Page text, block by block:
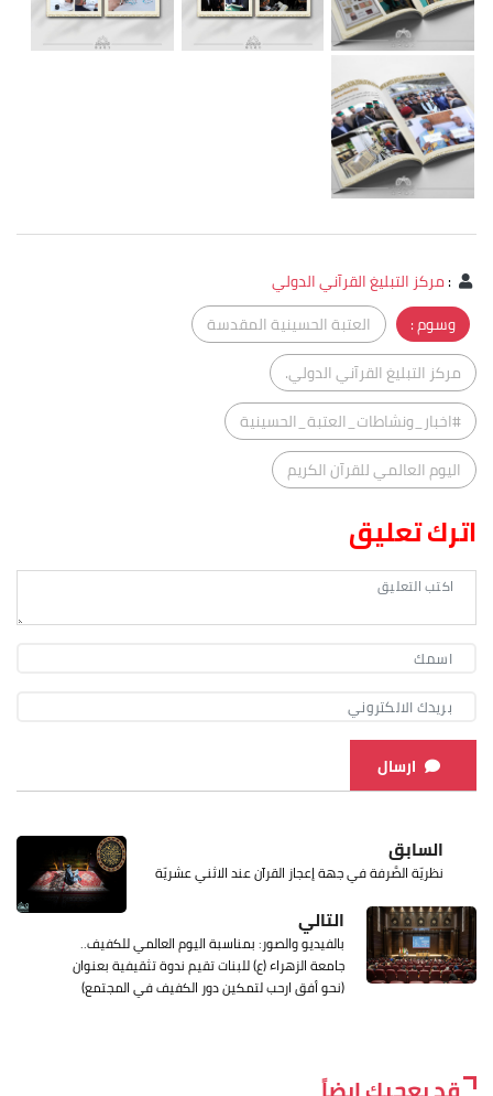
:مركز التبليغ القرآني الدولي
وسوم :
العتبة الحسينية المقدسة
مركز التبليغ القرآني الدولي.
#اخبار_ونشاطات_العتبة_الحسينية
اليوم العالمي للقرآن الكريم
اترك تعليق
ارسال
السابق
نظريّة الصَّرفة في جهة إعجاز القرآن عند الاثني عشريّة
التالي
بالفيديو والصور: بمناسبة اليوم العالمي للكفيف..
جامعة الزهراء (ع) للبنات تقيم ندوة تثقيفية بعنوان
(نحو أفق ارحب لتمكين دور الكفيف في المجتمع)